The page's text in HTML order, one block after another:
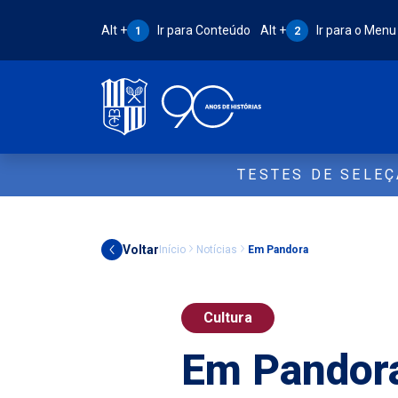
Atalho Alt + 1:
Alt + 1 Ir para Conteúdo Atalho Alt + 2:
Alt + 2 Ir para o Menu
TESTES DE
Voltar Início Notícias Em Pandora
Cultura
Em